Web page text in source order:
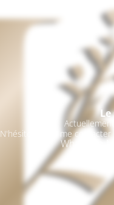
Le
N'hésitez pas à me contacter
Whatsapp